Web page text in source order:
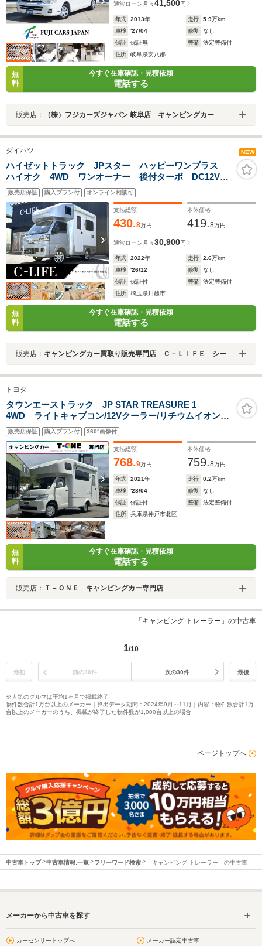
通常ローン 月々41,500円
年式 2013年 走行 5.9万km
車検
'27/04 修復
なし
保証
保証無 整備
法定整備付
住所
岐阜県安八郡
無
料
今すぐ在庫確認・見積依頼
電話する
販売店： （株）フジカーズジャパン 岐阜店 キャンピングカー
ダイハツ NEW
ハイゼットトラック JPスター ハッピーワンプラス
ハイオク 4WD ワンオーナー 後付ターボ DC12Vエ
アコン リチウム ソーラーパネル インバーター FF
ヒーター 電動オーニング マックスファン TV 電子
レンジ シンク 冷蔵庫 サイクルキャリア
販売店保証 購入プラン付 オンライン相談可
支払総額
430.8万円
本体価格
419.8万円
通常ローン 月々30,900円
年式 2022年 走行 2.6万km
車検
'26/12 修復
なし
保証
保証付 整備
法定整備付
住所
埼玉県川越市
無
料
今すぐ在庫確認・見積依頼
電話する
販売店： キャンピングカー買取り販売専門店 Ｃ－ＬＩＦＥ シーライフ川越店
トヨタ
タウンエーストラック JP STAR TREASURE 1
4WD ライトキャブコン/12Vクーラー/リチウムイオンバ
ッテリー400Ah/3000Wインバーター/FFヒーター/温水ボ
イラー/電動サイドオーニング/ソーラーパネル/スカイルー
フ/電子レンジ/冷蔵庫/強化ショック/強化スタビライザー
販売店保証 購入プラン付 360°画像付
支払総額
768.9万円
本体価格
759.8万円
年式 2021年 走行 0.2万km
車検
'28/04 修復
なし
保証
保証付 整備
法定整備付
住所
兵庫県神戸市北区
無
料
今すぐ在庫確認・見積依頼
電話する
販売店： Ｔ－ＯＮＥ キャンピングカー専門店
「キャンピング トレーラー」の中古車
1/10
最初 前の30件 次の30件 最後
※人気のクルマは平均1ヶ月で掲載終了
物件数合計1万台以上のメーカー｜算出データ期間：2024年9月～11月｜内容：物件数合計1万
台以上のメーカーのうち、掲載が終了した物件数が1,000台以上の場合
ページトップへ
中古車トップ 中古車情報:一覧 フリーワード検索 「キャンピング トレーラー」の中古車
メーカーから中古車を探す
カーセンサートップへ メーカー認定中古車